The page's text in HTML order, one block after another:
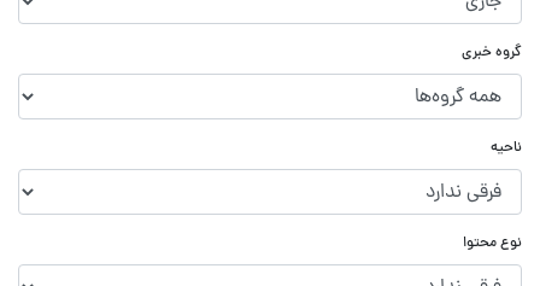
گروه خبری
ناحیه
نوع محتوا